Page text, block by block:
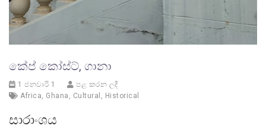
කේප් කෝස්ට්, ගානා
1 ජනවාරි 1
පළ කරන ලදී
Africa, Ghana , Cultural , Historical
සාරාංශය